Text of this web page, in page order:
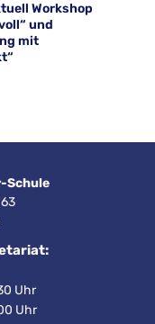
Workshop
und
mit
Schule
Uhr
Uhr